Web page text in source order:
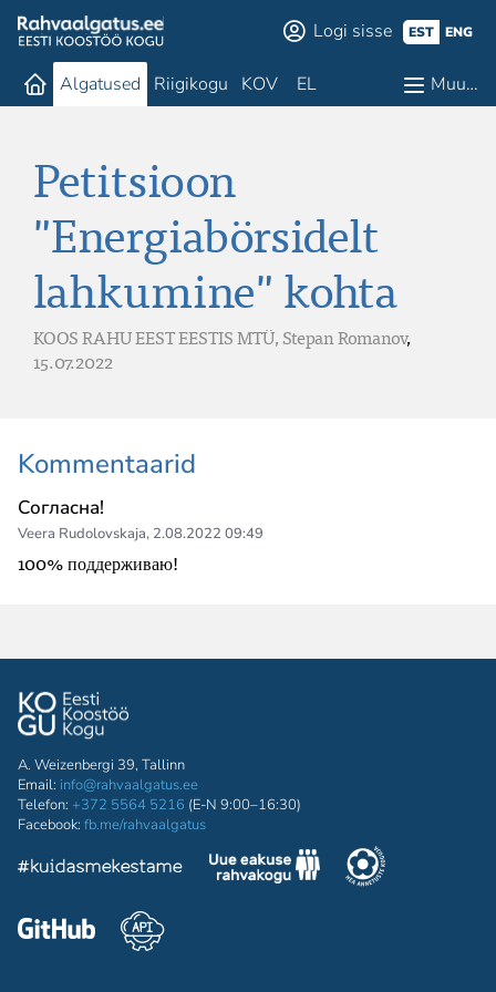
Logi sisse EST ENG
Algatused Riigikogu KOV EL Muu…
Petitsioon
"Energiabörsidelt
lahkumine" kohta
KOOS RAHU EEST EESTIS MTÜ, Stepan Romanov,
15.07.2022
Kommentaarid
Согласна!
Veera Rudolovskaja, 2.08.2022 09:49
100% поддерживаю!
A. Weizenbergi 39, Tallinn
Email: info@rahvaalgatus.ee
Telefon: +372 5564 5216 (E-N 9:00–16:30)
Facebook: fb.me/rahvaalgatus